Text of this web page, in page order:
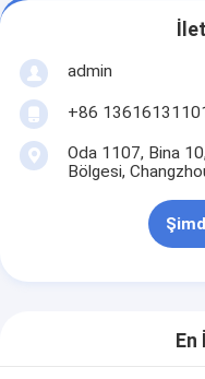
admin
+86
Oda 1107, Bina
Bölgesi,
En